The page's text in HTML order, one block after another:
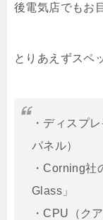
後電気店でもお
とりあえずスペ
・ディスプ
パネル）
・Corning社
Glass」
・CPU（ク